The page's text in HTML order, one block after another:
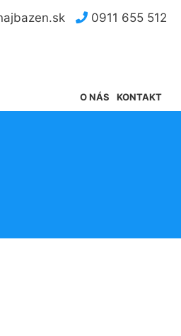
0911 655 512
KONTAKT
O NÁS